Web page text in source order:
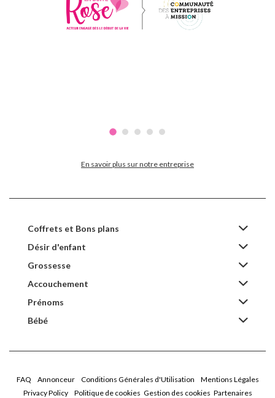
En savoir plus sur notre entreprise
Coffrets et Bons plans
Désir d'enfant
Grossesse
Accouchement
Prénoms
Bébé
FAQ Annonceur Conditions Générales d'Utilisation
Mentions Légales
Privacy Policy
Politique de cookies Gestion des cookies Partenaires